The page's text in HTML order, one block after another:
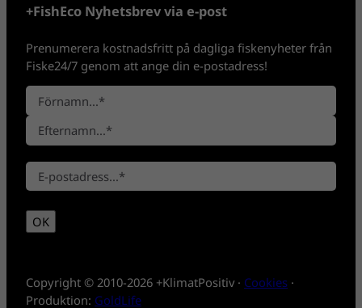
+FishEco Nyhetsbrev via e-post
Prenumerera kostnadsfritt på dagliga fiskenyheter från
Fiske24/7 genom att ange din e-postadress!
N
a
n
*
F
ö
r
a
m
n
t
e
m
n
E
-
*
OK
Copyright © 2010-2026 +KlimatPositiv · Cookies ·
Produktion: GoldLife